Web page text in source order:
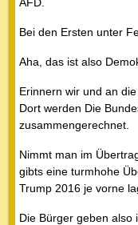
Bei den Ersten unter
Aha, das ist also
Erinnern wir und an
Dort werden Die
zusammengerechnet.
Nimmt man im
gibts eine turmhohe
Trump 2016 je vorne
Die Bürger geben also